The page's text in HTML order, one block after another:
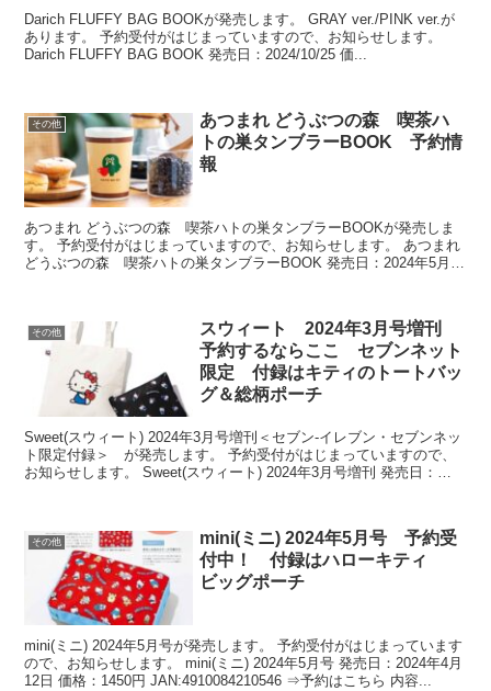
Darich FLUFFY BAG BOOKが発売します。 GRAY ver./PINK ver.が
あります。 予約受付がはじまっていますので、お知らせします。
Darich FLUFFY BAG BOOK 発売日：2024/10/25 価...
その他
あつまれ どうぶつの森 喫茶ハ
トの巣タンブラーBOOK 予約情
報
あつまれ どうぶつの森 喫茶ハトの巣タンブラーBOOKが発売しま
す。 予約受付がはじまっていますので、お知らせします。 あつまれ
どうぶつの森 喫茶ハトの巣タンブラーBOOK 発売日：2024年5月27
その他
スウィート 2024年3月号増刊
予約するならここ セブンネット
限定 付録はキティのトートバッ
グ＆総柄ポーチ
Sweet(スウィート) 2024年3月号増刊＜セブン‐イレブン・セブンネッ
ト限定付録＞ が発売します。 予約受付がはじまっていますので、
お知らせします。 Sweet(スウィート) 2024年3月号増刊 発売日：
その他
mini(ミニ) 2024年5月号 予約受
付中！ 付録はハローキティ
ビッグポーチ
mini(ミニ) 2024年5月号が発売します。 予約受付がはじまっています
ので、お知らせします。 mini(ミニ) 2024年5月号 発売日：2024年4月
12日 価格：1450円 JAN:4910084210546 ⇒予約はこちら 内容...